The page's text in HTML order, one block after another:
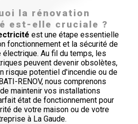
la rénovation
est-elle cruciale ?
est une étape essentielle
fonctionnement et la sécurité de
Au fil du temps, les
peuvent devenir obsolètes,
risque potentiel d'incendie ou de
RENOV, nous comprenons
maintenir vos installations
état de fonctionnement pour
de votre maison ou de votre
à La Gaude.